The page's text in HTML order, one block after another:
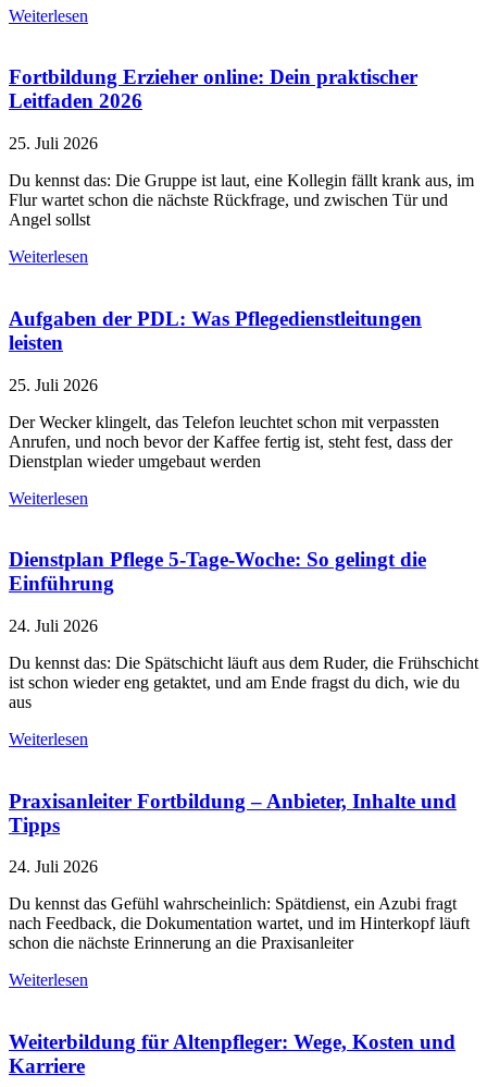
Weiterlesen
Fortbildung Erzieher online: Dein praktischer
Leitfaden 2026
25. Juli 2026
Du kennst das: Die Gruppe ist laut, eine Kollegin fällt krank aus, im
Flur wartet schon die nächste Rückfrage, und zwischen Tür und
Angel sollst
Weiterlesen
Aufgaben der PDL: Was Pflegedienstleitungen
leisten
25. Juli 2026
Der Wecker klingelt, das Telefon leuchtet schon mit verpassten
Anrufen, und noch bevor der Kaffee fertig ist, steht fest, dass der
Dienstplan wieder umgebaut werden
Weiterlesen
Dienstplan Pflege 5-Tage-Woche: So gelingt die
Einführung
24. Juli 2026
Du kennst das: Die Spätschicht läuft aus dem Ruder, die Frühschicht
ist schon wieder eng getaktet, und am Ende fragst du dich, wie du
aus
Weiterlesen
Praxisanleiter Fortbildung – Anbieter, Inhalte und
Tipps
24. Juli 2026
Du kennst das Gefühl wahrscheinlich: Spätdienst, ein Azubi fragt
nach Feedback, die Dokumentation wartet, und im Hinterkopf läuft
schon die nächste Erinnerung an die Praxisanleiter
Weiterlesen
Weiterbildung für Altenpfleger: Wege, Kosten und
Karriere